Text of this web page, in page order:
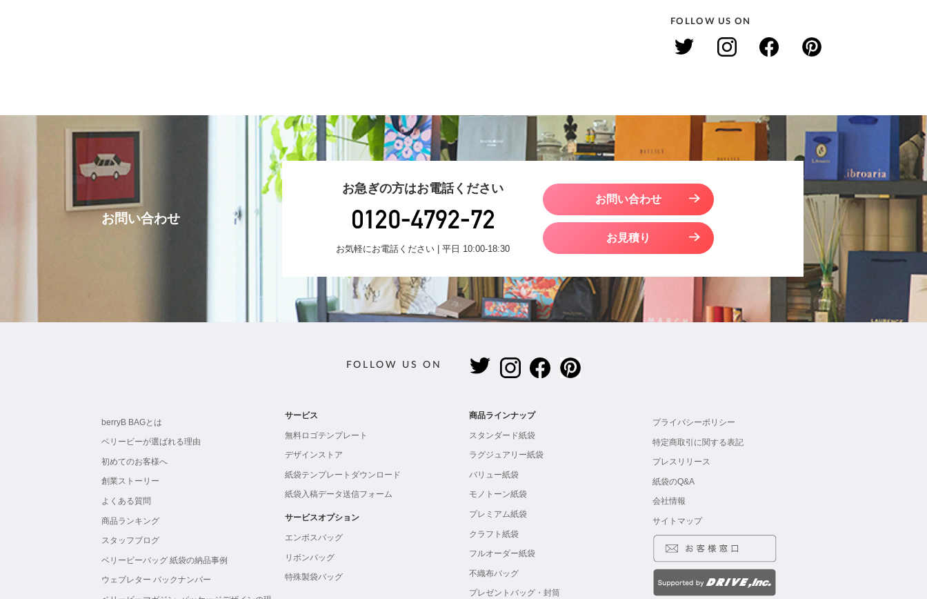
FOLLOW US ON
お問い合わせ
お急ぎの方はお電話ください
お気軽にお電話ください | 平日 10:00-18:30
お問い合わせ
お見積り
FOLLOW US ON
berryB BAGとは
ベリービーが選ばれる理由
初めてのお客様へ
創業ストーリー
よくある質問
商品ランキング
スタッフブログ
ベリービーバッグ 紙袋の納品事例
ウェブレター バックナンバー
サービス
無料ロゴテンプレート
デザインストア
紙袋テンプレートダウンロード
紙袋入稿データ送信フォーム
サービスオプション
エンボスバッグ
リボンバッグ
特殊製袋バッグ
商品ラインナップ
スタンダード紙袋
ラグジュアリー紙袋
バリュー紙袋
モノトーン紙袋
プレミアム紙袋
クラフト紙袋
フルオーダー紙袋
不織布バッグ
プレゼントバッグ・封筒
プライバシーポリシー
特定商取引に関する表記
プレスリリース
紙袋のQ&A
会社情報
サイトマップ